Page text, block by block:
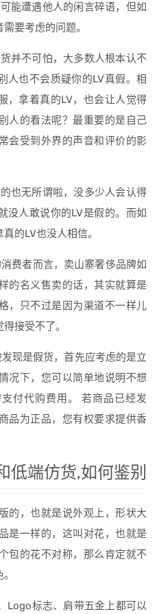
能遭遇他人的闲言碎语，但如
要考虑的问题。
并不可怕，大多数人根本认不
人也不会质疑你的LV真假。相
，拿着真的LV，也会让人觉得
人的看法呢？最重要的是自己
会受到外界的声音和评价的影
也无所谓啦，没多少人会认得
没人敢说你的LV是假的。而如
的LV也没人相信。
费者而言，卖山寨奢侈品牌如
的名义售卖的话，其实就算是
，只不过是因为渠道不一样儿
接受不了。
现是假货，首先应考虑的是立
况下，您可以简单地说明不想
付代购费用。 若商品已经发
品为正品，您有权要求提供香
低端仿货,如何鉴别
的，也就是说外观上，形状大
是一样的，这叫对花，也就是
包的花不对称，那么肯定就不
Logo标志、肩带五金上都可以